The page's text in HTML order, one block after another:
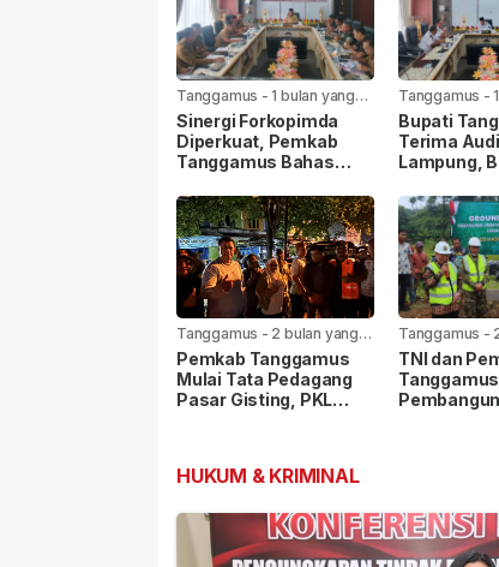
Tanggamus -1 bulan yang
lalu
Sinergi Forkopimda
Diperkuat, Pemkab
Tanggamus Bahas
hingga Penertiban
Tambang Ilegal
Tanggamus -
lalu
Bupati
Terima
Lampung,
Kabupaten
Tanggamus - 2 bulan yang
lalu
Pemkab Tanggamus
Mulai Tata Pedagang
Pasar Gisting, PKL
Tanggamus -
lalu
TNI dan
HUKUM & KRIMINAL